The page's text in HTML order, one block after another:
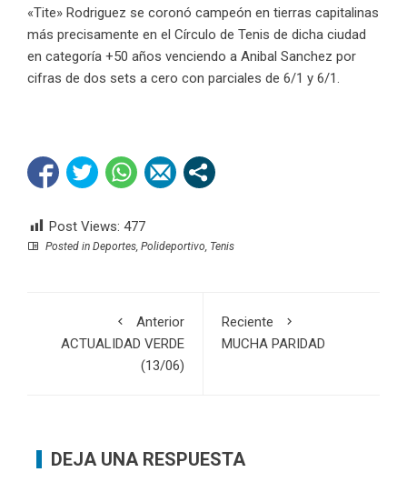
«Tite» Rodriguez se coronó campeón en tierras capitalinas
más precisamente en el Círculo de Tenis de dicha ciudad
en categoría +50 años venciendo a Anibal Sanchez por
cifras de dos sets a cero con parciales de 6/1 y 6/1.
Post Views: 477
Posted in Deportes Polideportivo Tenis
Anterior
ACTUALIDAD VERDE
(13/06)
Reciente
MUCHA PARIDAD
DEJA UNA RESPUESTA